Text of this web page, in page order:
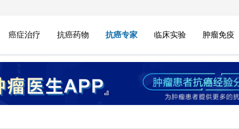
癌症治疗 抗癌药物 抗癌专家 临床实验 肿瘤免疫